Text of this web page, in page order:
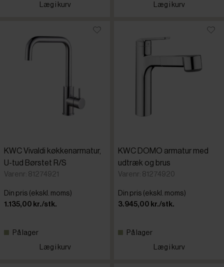
Læg i kurv
Læg i kurv
KWC Vivaldi køkkenarmatur,
U-tud Børstet R/S
Varenr: 81274921
Din pris (ekskl. moms)
1.135,00 kr./stk.
På lager
Læg i kurv
KWC DOMO armatur med
udtræk og brus
Varenr: 81274920
Din pris (ekskl. moms)
3.945,00 kr./stk.
På lager
Læg i kurv